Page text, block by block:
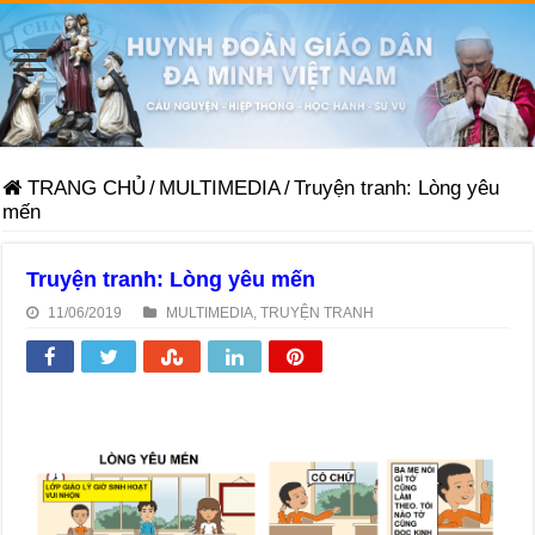
TRANG CHỦ / MULTIMEDIA/Truyện tranh: Lòng yêu
mến
Truyện tranh: Lòng yêu mến
11/06/2019 MULTIMEDIA ,TRUYỆN TRANH